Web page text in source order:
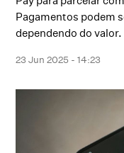
Pagamentos podem
dependendo do valor.
23 Jun 2025 - 14:23